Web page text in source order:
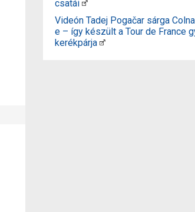
csatái
Videón Tadej Pogačar sárga
e – így készült a Tour de France
kerékpárja